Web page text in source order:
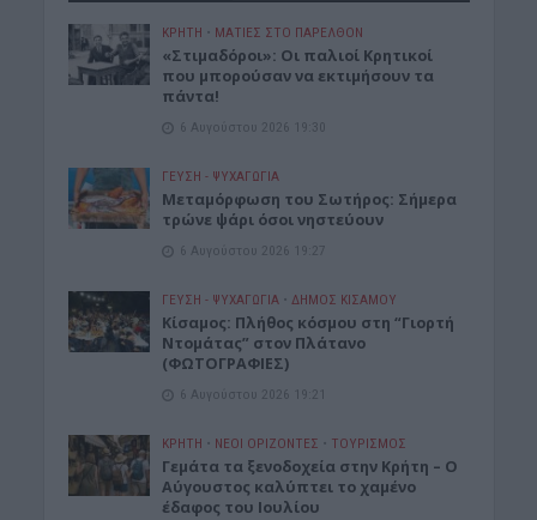
ΚΡΗΤΗ • ΜΑΤΙΕΣ ΣΤΟ ΠΑΡΕΛΘΟΝ
«Στιμαδόροι»: Οι παλιοί Κρητικοί
που μπορούσαν να εκτιμήσουν τα
πάντα!
6 Αυγούστου 2026 19:30
ΓΕΎΣΗ - ΨΥΧΑΓΩΓΊΑ
Μεταμόρφωση του Σωτήρος: Σήμερα
τρώνε ψάρι όσοι νηστεύουν
6 Αυγούστου 2026 19:27
ΓΕΎΣΗ - ΨΥΧΑΓΩΓΊΑ • ΔΉΜΟΣ ΚΙΣΆΜΟΥ
Κίσαμος: Πλήθος κόσμου στη “Γιορτή
Ντομάτας” στον Πλάτανο
(ΦΩΤΟΓΡΑΦΙΕΣ)
6 Αυγούστου 2026 19:21
ΚΡΗΤΗ • ΝΕΟΙ ΟΡΙΖΟΝΤΕΣ • ΤΟΥΡΙΣΜΟΣ
Γεμάτα τα ξενοδοχεία στην Κρήτη – Ο
Αύγουστος καλύπτει το χαμένο
έδαφος του Ιουλίου